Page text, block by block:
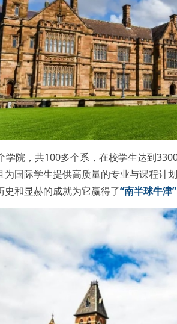
学院，共100多个系，在校学生达到
为国际学生提供高质量的专业与课程计
史和显赫的成就为它赢得了“南半球牛津”